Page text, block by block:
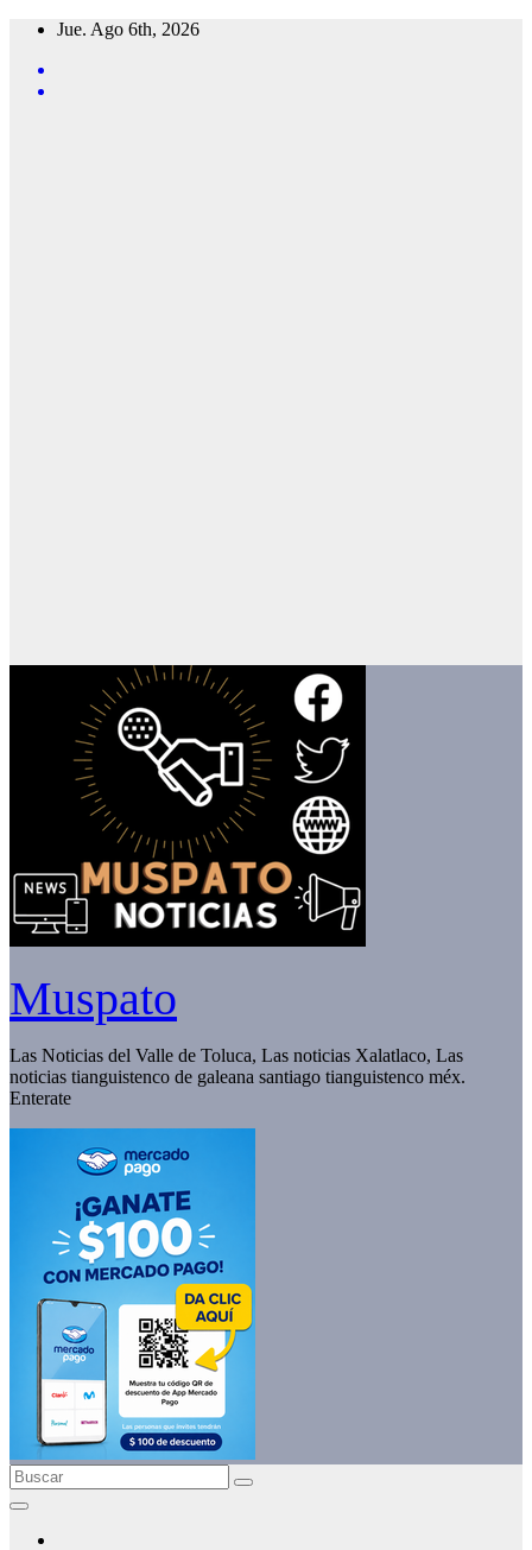
Saltar
contenido
Jue. Ago 6th, 2026
Muspato
Las Noticias del Valle de Toluca, Las noticias Xalatlaco, Las
noticias tianguistenco de galeana santiago tianguistenco méx.
Enterate